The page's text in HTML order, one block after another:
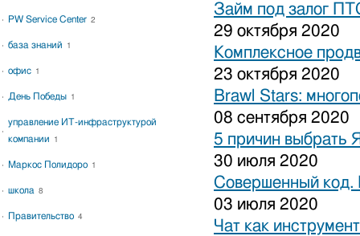
Займ под залог
29 октября 2020
Комплексное
23 октября 2020
Brawl Stars:
08 сентября 2020
5 причин выбрать
30 июля 2020
Совершенный код.
03 июля 2020
Чат как
PW Service Center 2
база знаний 1
офис 1
День Победы 1
управление ИТ-инфраструктурой
компании
1
Маркос Полидоро 1
школа 8
Правительство 4